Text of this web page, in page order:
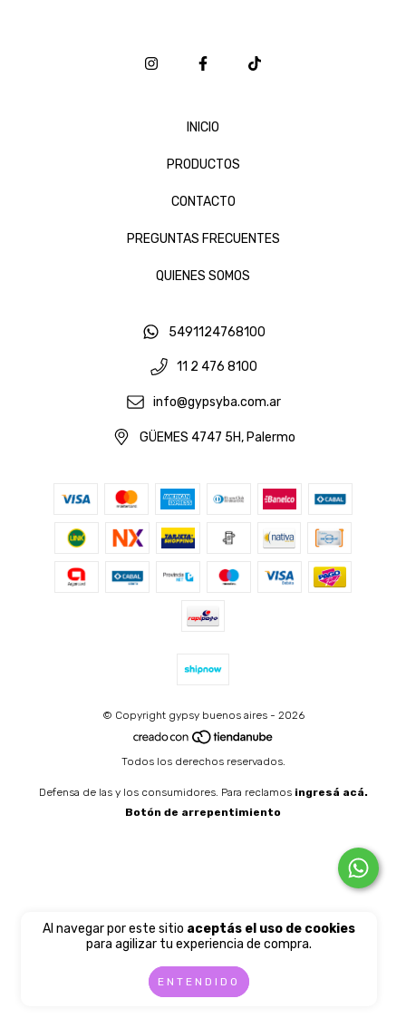
Al navegar por este sitio aceptás el uso de cookies
para agilizar tu experiencia de compra.
ENTENDIDO
INICIO
PRODUCTOS
CONTACTO
PREGUNTAS FRECUENTES
QUIENES SOMOS
5491124768100
11 2 476 8100
info@gypsyba.com.ar
GÜEMES 4747 5H, Palermo
© Copyright gypsy buenos aires - 2026
Todos los derechos reservados.
Defensa de las y los consumidores. Para reclamos ingresá acá.
Botón de arrepentimiento